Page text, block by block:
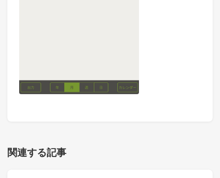
関連する記事